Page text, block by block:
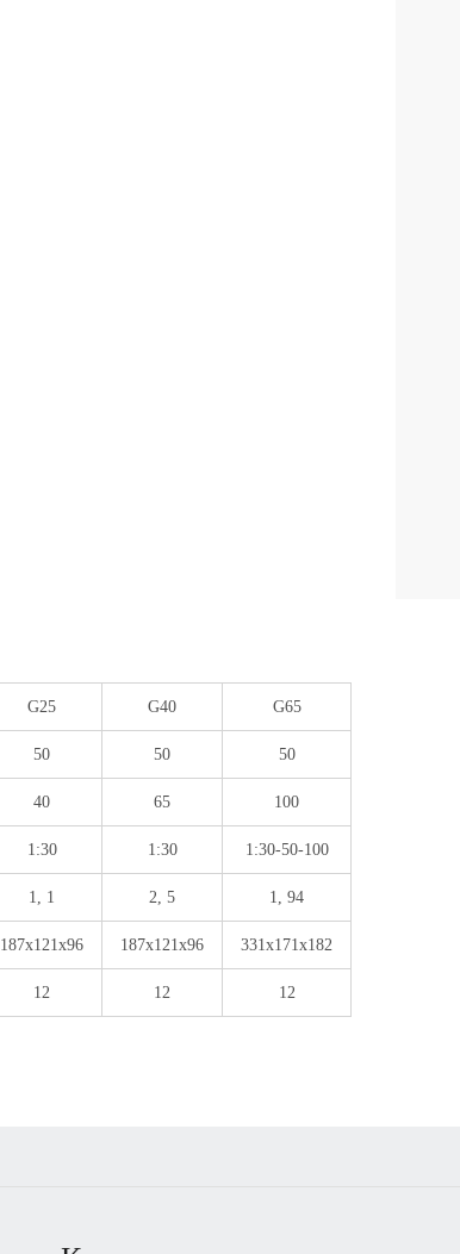
G25 G40 G65
50 50 50
40 65 100
1:30 1:30 1:30-50-100
1, 1 2, 5 1, 94
187x121x96 187x121x96 331x171x182
12 12 12